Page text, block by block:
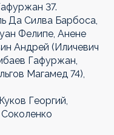
37.
Да Силва Барбоса,
Фелипе, Анене
Андрей (Иличевич
Гафуржан,
Магамед 74),
Георгий,